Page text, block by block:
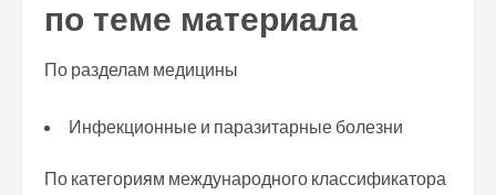
по теме материала
По разделам медицины
Инфекционные и паразитарные болезни
По категориям международного классификатора